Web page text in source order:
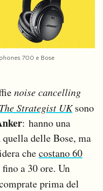
700 e Bose
noise cancelling
The Strategist UKsono
: hanno una
delle Bose, ma
checostano 60
a 30 ore. Un
prima del